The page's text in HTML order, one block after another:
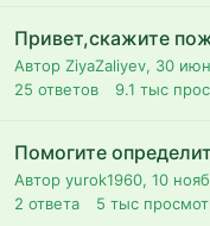
Привет,скажите
Автор ZiyaZaliyev, 30
25 ответов 9.1 тыс
Помогите
Автор yurok1960, 10
2 ответа 5 тыс